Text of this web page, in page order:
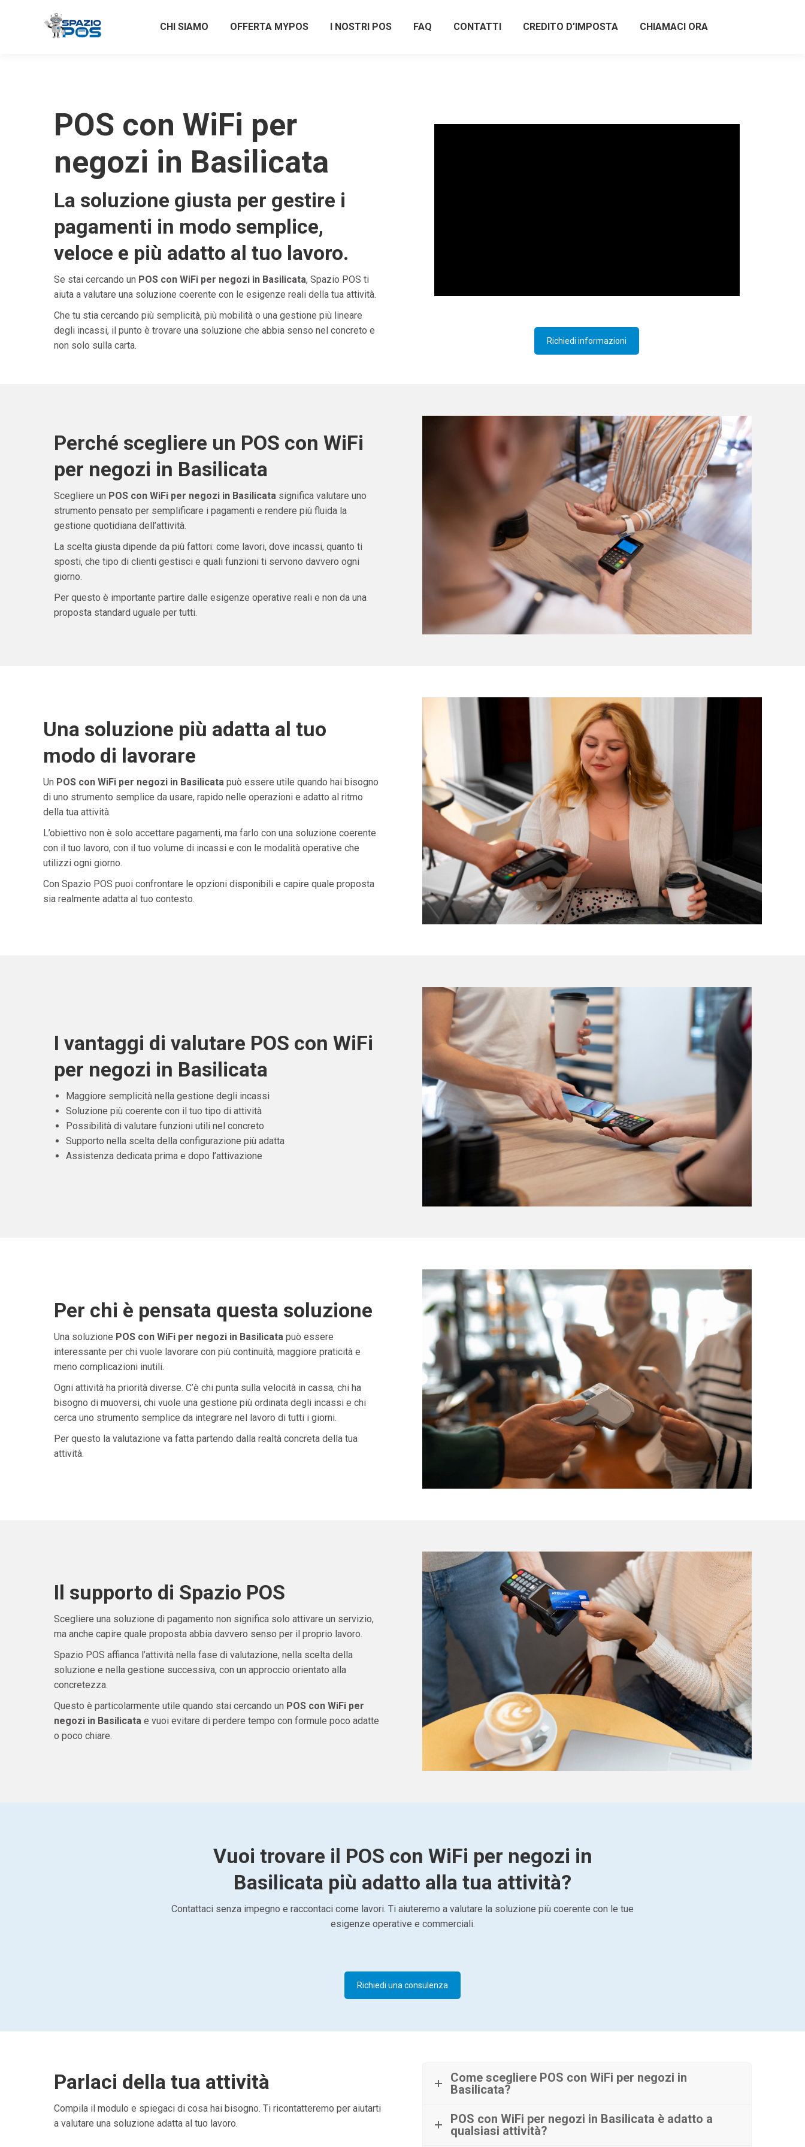
CHI SIAMO OFFERTA MYPOS I NOSTRI POS FAQ CONTATTI CREDITO D’IMPOSTA CHIAMACI ORA
POS con WiFi per
negozi in Basilicata
La soluzione giusta per gestire i
pagamenti in modo semplice,
veloce e più adatto al tuo lavoro.
Se stai cercando un POS con WiFi per negozi in Basilicata, Spazio POS ti
aiuta a valutare una soluzione coerente con le esigenze reali della tua attività.
Che tu stia cercando più semplicità, più mobilità o una gestione più lineare
degli incassi, il punto è trovare una soluzione che abbia senso nel concreto e
non solo sulla carta.
Richiedi informazioni
Perché scegliere un POS con WiFi
per negozi in Basilicata
Scegliere un POS con WiFi per negozi in Basilicatasignifica valutare uno
strumento pensato per semplificare i pagamenti e rendere più fluida la
gestione quotidiana dell’attività.
La scelta giusta dipende da più fattori: come lavori, dove incassi, quanto ti
sposti, che tipo di clienti gestisci e quali funzioni ti servono davvero ogni
giorno.
Per questo è importante partire dalle esigenze operative reali e non da una
proposta standard uguale per tutti.
Una soluzione più adatta al tuo
modo di lavorare
Un POS con WiFi per negozi in Basilicata può essere utile quando hai bisogno
di uno strumento semplice da usare, rapido nelle operazioni e adatto al ritmo
della tua attività.
L’obiettivo non è solo accettare pagamenti, ma farlo con una soluzione coerente
con il tuo lavoro, con il tuo volume di incassi e con le modalità operative che
utilizzi ogni giorno.
Con Spazio POS puoi confrontare le opzioni disponibili e capire quale proposta
sia realmente adatta al tuo contesto.
I vantaggi di valutare POS con WiFi
per negozi in Basilicata
Maggiore semplicità nella gestione degli incassi
Soluzione più coerente con il tuo tipo di attività
Possibilità di valutare funzioni utili nel concreto
Supporto nella scelta della configurazione più adatta
Assistenza dedicata prima e dopo l’attivazione
Per chi è pensata questa soluzione
Una soluzione POS con WiFi per negozi in Basilicatapuò essere
interessante per chi vuole lavorare con più continuità, maggiore praticità e
meno complicazioni inutili.
Ogni attività ha priorità diverse. C’è chi punta sulla velocità in cassa, chi ha
bisogno di muoversi, chi vuole una gestione più ordinata degli incassi e chi
cerca uno strumento semplice da integrare nel lavoro di tutti i giorni.
Per questo la valutazione va fatta partendo dalla realtà concreta della tua
attività.
Il supporto di Spazio POS
Scegliere una soluzione di pagamento non significa solo attivare un servizio,
ma anche capire quale proposta abbia davvero senso per il proprio lavoro.
Spazio POS affianca l’attività nella fase di valutazione, nella scelta della
soluzione e nella gestione successiva, con un approccio orientato alla
concretezza.
Questo è particolarmente utile quando stai cercando un POS con WiFi per
negozi in Basilicatae vuoi evitare di perdere tempo con formule poco adatte
o poco chiare.
Vuoi trovare il POS con WiFi per negozi in
Basilicata più adatto alla tua attività?
Contattaci senza impegno e raccontaci come lavori. Ti aiuteremo a valutare la soluzione più coerente con le tue
esigenze operative e commerciali.
Richiedi una consulenza
Parlaci della tua attività
Compila il modulo e spiegaci di cosa hai bisogno. Ti ricontatteremo per aiutarti
a valutare una soluzione adatta al tuo lavoro.
Come scegliere POS con WiFi per negozi in
Basilicata?
POS con WiFi per negozi in Basilicata è adatto a
qualsiasi attività?